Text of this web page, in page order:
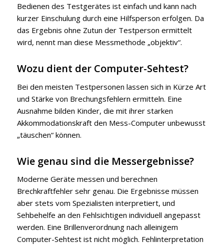
Bedienen des Testgerätes ist einfach und kann nach
kurzer Einschulung durch eine Hilfsperson erfolgen. Da
das Ergebnis ohne Zutun der Testperson ermittelt
wird, nennt man diese Messmethode „objektiv“.
Wozu dient der Computer-Sehtest?
Bei den meisten Testpersonen lassen sich in Kürze Art
und Stärke von Brechungsfehlern ermitteln. Eine
Ausnahme bilden Kinder, die mit ihrer starken
Akkommodationskraft den Mess-Computer unbewusst
„täuschen“ können.
Wie genau sind die Messergebnisse?
Moderne Geräte messen und berechnen
Brechkraftfehler sehr genau. Die Ergebnisse müssen
aber stets vom Spezialisten interpretiert, und
Sehbehelfe an den Fehlsichtigen individuell angepasst
werden. Eine Brillenverordnung nach alleinigem
Computer-Sehtest ist nicht möglich. Fehlinterpretation